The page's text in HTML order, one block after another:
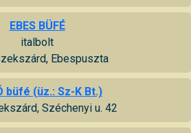
EBES BÜFÉ
italbolt
Ebespuszta
büfé (üz.: Sz-K Bt.)
Széchenyi u. 42